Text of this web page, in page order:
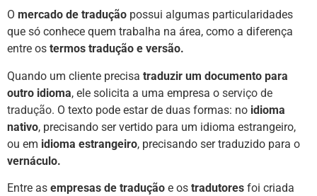
O mercado de tradução possui algumas particularidades
que só conhece quem trabalha na área, como a diferença
entre os termos tradução e versão.
Quando um cliente precisa traduzir um documento para
outro idioma, ele solicita a uma empresa o serviço de
tradução. O texto pode estar de duas formas: no idioma
nativo, precisando ser vertido para um idioma estrangeiro,
ou em idioma estrangeiro, precisando ser traduzido para o
vernáculo.
Entre as empresas de tradução e os tradutores foi criada